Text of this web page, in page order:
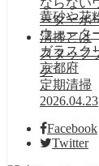
スタッフ
グ
黄砂や花
ウォータ
ガラスク
京都府
定期清掃
2026.04.23
Facebook
Twitter